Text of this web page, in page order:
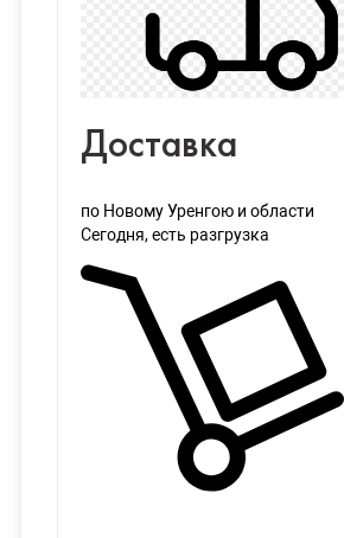
Доставка
по Новому Уренгою и области
Сегодня, есть разгрузка